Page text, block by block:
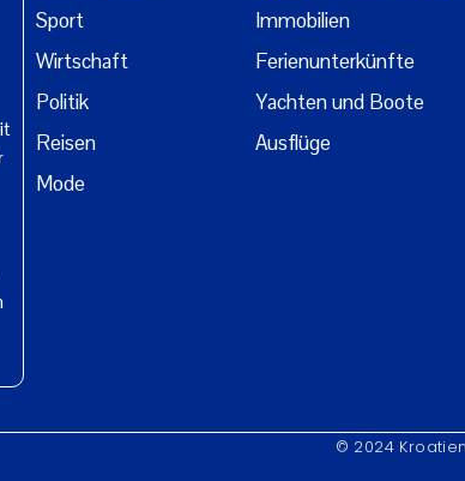
Sport
Wirtschaft
Politik
Reisen
Mode
Immobilien
Ferienunterkünfte
Yachten und Boote
Ausflüge
© 2024